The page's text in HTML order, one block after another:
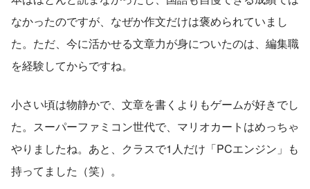
なかったのですが、なぜか作文だけは褒められていまし
た。ただ、今に活かせる文章力が身についたのは、編集職
を経験してからですね。
小さい頃は物静かで、文章を書くよりもゲームが好きでし
た。スーパーファミコン世代で、マリオカートはめっちゃ
やりましたね。あと、クラスで1人だけ「PCエンジン」も
持ってました（笑）。